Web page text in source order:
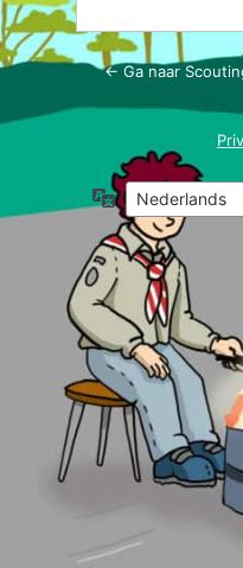
← Ga naar
Taal